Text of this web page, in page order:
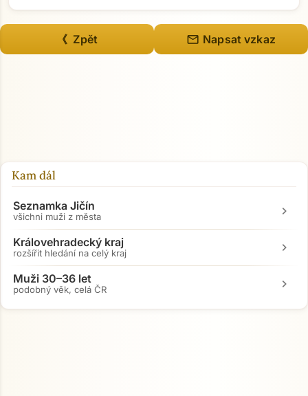
《 Zpět mail Napsat vzkaz
Kam dál
Seznamka Jičín
všichni muži z města chevron_right
Královehradecký kraj
rozšířit hledání na celý kraj chevron_right
Muži 30–36 let
podobný věk, celá ČR chevron_right